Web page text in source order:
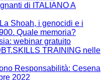
di ITALIANO A
Shoah, i genocidi e i
Quale memoria?
webinar gratuito
TRAINING nelle
Responsabilità: Cesena
2022